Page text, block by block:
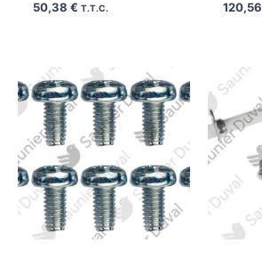
50,38 € T.T.C. 120,56